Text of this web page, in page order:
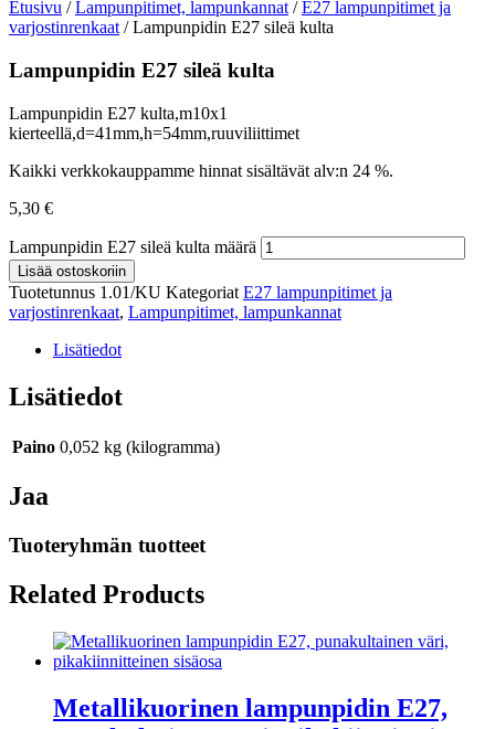
Etusivu /Lampunpitimet, lampunkannat /E27 lampunpitimet ja
varjostinrenkaat / Lampunpidin E27 sileä kulta
Lampunpidin E27 sileä kulta
Lampunpidin E27 kulta,m10x1
kierteellä,d=41mm,h=54mm,ruuviliittimet
Kaikki verkkokauppamme hinnat sisältävät alv:n 24 %.
5,30 €
Lampunpidin E27 sileä kulta määrä
Lisää ostoskoriin
Tuotetunnus 1.01/KU Kategoriat E27 lampunpitimet ja
varjostinrenkaat, Lampunpitimet, lampunkannat
Lisätiedot
Lisätiedot
Paino 0,052 kg (kilogramma)
Jaa
Tuoteryhmän tuotteet
Related Products
Metallikuorinen lampunpidin E27,